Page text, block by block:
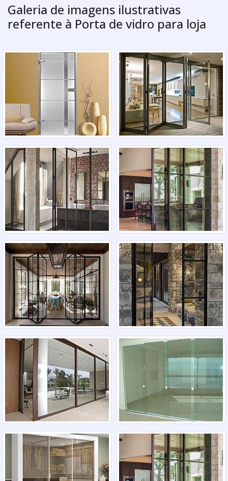
Galeria de imagens ilustrativas
referente à Porta de vidro para loja